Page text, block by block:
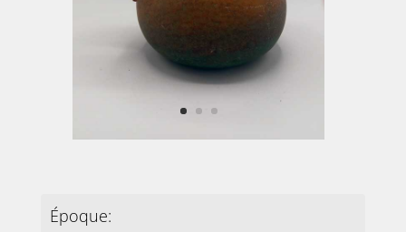
Époque: